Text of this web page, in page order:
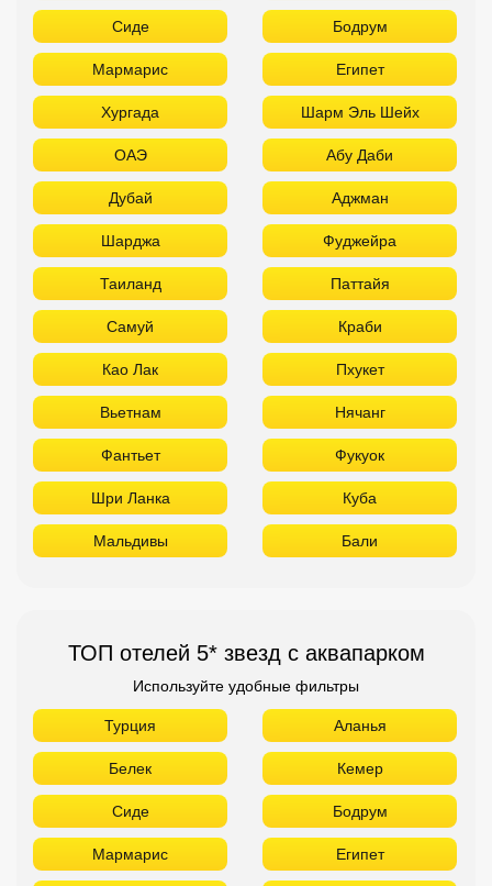
Сиде Бодрум
Мармарис Египет
Хургада Шарм Эль Шейх
ОАЭ Абу Даби
Дубай Аджман
Шарджа Фуджейра
Таиланд Паттайя
Самуй Краби
Као Лак Пхукет
Вьетнам Нячанг
Фантьет Фукуок
Шри Ланка Куба
Мальдивы Бали
ТОП отелей 5* звезд с аквапарком
Используйте удобные фильтры
Турция Аланья
Белек Кемер
Сиде Бодрум
Мармарис Египет